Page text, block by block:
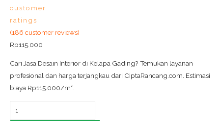
customer
ratings
(186 customer reviews)
Rp115.000
Cari Jasa Desain Interior di Kelapa Gading? Temukan layanan
profesional dan harga terjangkau dari CiptaRancang.com. Estimasi
biaya Rp115.000/m².